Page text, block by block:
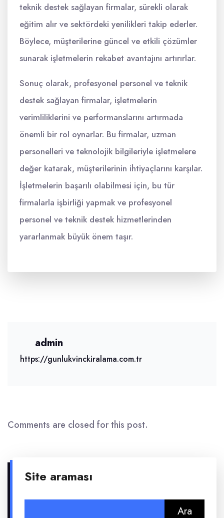
teknik destek sağlayan firmalar, sürekli olarak
eğitim alır ve sektördeki yenilikleri takip ederler.
Böylece, müşterilerine güncel ve etkili çözümler
sunarak işletmelerin rekabet avantajını artırırlar.
Sonuç olarak, profesyonel personel ve teknik
destek sağlayan firmalar, işletmelerin
verimliliklerini ve performanslarını artırmada
önemli bir rol oynarlar. Bu firmalar, uzman
personelleri ve teknolojik bilgileriyle işletmelere
değer katarak, müşterilerinin ihtiyaçlarını karşılar.
İşletmelerin başarılı olabilmesi için, bu tür
firmalarla işbirliği yapmak ve profesyonel
personel ve teknik destek hizmetlerinden
yararlanmak büyük önem taşır.
admin
https://gunlukvinckiralama.com.tr
Comments are closed for this post.
Site araması